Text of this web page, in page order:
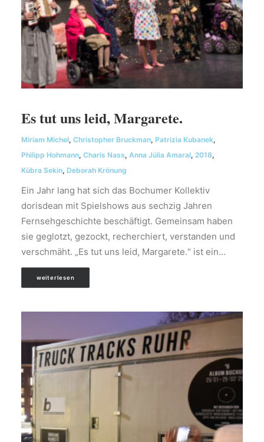
Es tut uns leid, Margarete.
Miriam Michel, Christopher Bruckman, Patrizia Kubanek,
Philipp Hohmann, Charis Nass, Anna Júlia Amaral, 2018,
Kübra Sekin, Deborah Krönung
Ein Jahr lang hat sich das Bochumer Kollektiv
dorisdean mit Spielshows aus sechzig Jahren
Fernsehgeschichte beschäftigt. Gemeinsam haben
sie geglotzt, gezockt, recherchiert, verstanden und
verschmäht. „Es tut uns leid, Margarete.“ ist ein…
weiterlesen